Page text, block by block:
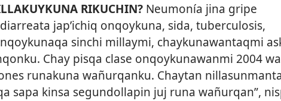
RIKUCHIN? Neumonía jina gripe
jap’ichiq onqoykuna, sida, tuberculosis,
sinchi millaymi, chaykunawantaqmi
Chay pisqa clase onqoykunawanmi 2004
runakuna wañurqanku. Chaytan
sapa kinsa segundollapin juj runa wañurqan”,